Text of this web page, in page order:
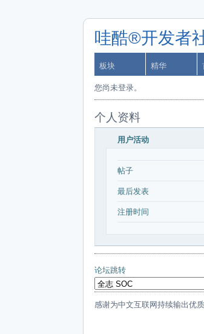
哇酷®开发者
板块 精华
您尚未登录。
个人资料
用户活动
帖子
最后发表
注册时间
论坛跳转
感谢为中文互联网持续输出优